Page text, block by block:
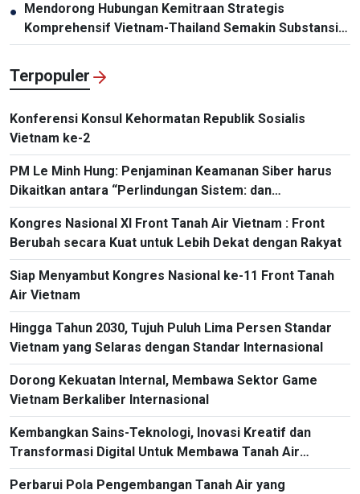
●
Mendorong Hubungan Kemitraan Strategis
Komprehensif Vietnam-Thailand Semakin Substansial
dan Efektif
Terpopuler
Konferensi Konsul Kehormatan Republik Sosialis
Vietnam ke-2
PM Le Minh Hung: Penjaminan Keamanan Siber harus
Dikaitkan antara “Perlindungan Sistem: dan
“Perlindungan Manusia”
Kongres Nasional XI Front Tanah Air Vietnam : Front
Berubah secara Kuat untuk Lebih Dekat dengan Rakyat
Siap Menyambut Kongres Nasional ke-11 Front Tanah
Air Vietnam
Hingga Tahun 2030, Tujuh Puluh Lima Persen Standar
Vietnam yang Selaras dengan Standar Internasional
Dorong Kekuatan Internal, Membawa Sektor Game
Vietnam Berkaliber Internasional
Kembangkan Sains-Teknologi, Inovasi Kreatif dan
Transformasi Digital Untuk Membawa Tanah Air
Berkembang Secara Pesat dan Berkelanjutan
Perbarui Pola Pengembangan Tanah Air yang